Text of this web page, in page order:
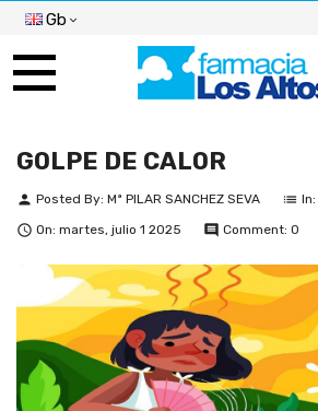
Gb
Toggle
GOLPE DE CALOR
person Posted By: Mª PILAR SANCHEZ SEVA list In:
 On: martes, julio 1 2025 comment Comment: 0